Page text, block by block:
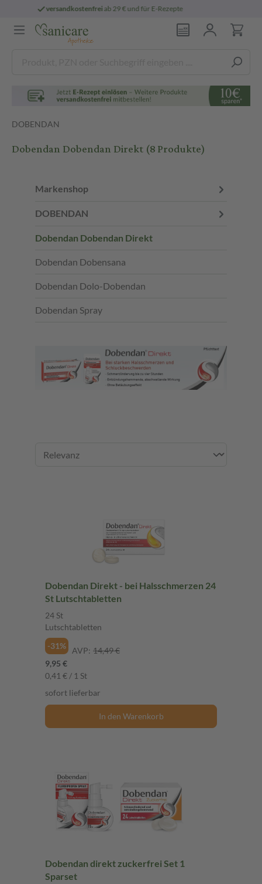
persönlichepharmazeutische Beratung
DOBENDAN
Dobendan Dobendan Direkt(8 Produkte)
Markenshop
DOBENDAN
Dobendan Dobendan Direkt
Dobendan Dobensana
Dobendan Dolo-Dobendan
Dobendan Spray
Dobendan Direkt - bei Halsschmerzen 24
St Lutschtabletten
24 St
Lutschtabletten
-31%
AVP: 14,49 €
9,95 €
0,41 € / 1 St
sofort lieferbar
In den Warenkorb
Dobendan direkt zuckerfrei Set 1
Sparset